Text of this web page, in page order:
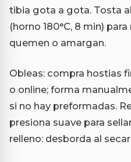
tibia gota a gota. Tosta
(horno 180°C, 8 min)
quemen o amargan.
Obleas: compra hostias
o online; forma
si no hay preformadas.
presiona suave para
relleno: desborda al